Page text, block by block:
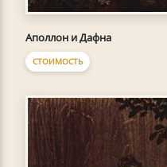
Аполлон и Дафна
СТОИМОСТЬ